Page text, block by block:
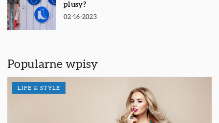
plusy?
02-16-2023
Popularne wpisy
LIFE & STYLE